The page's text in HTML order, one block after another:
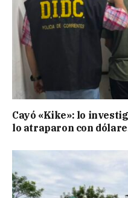
Cayó «Kike»: lo
lo atraparon con